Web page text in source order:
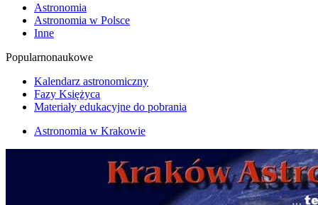
Astronomia
Astronomia w Polsce
Inne
Popularnonaukowe
Kalendarz astronomiczny
Fazy Księżyca
Materiały edukacyjne do pobrania
Astronomia w Krakowie